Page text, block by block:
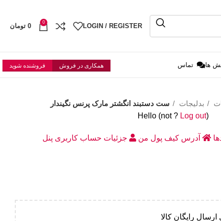
LOGIN / REGISTER
0
0 تومان
ها تماس همکاری در فروش فروشنده شوید
بدلیجات
ست دستبند انگشتر مارک پرنس نگیندار
Hello (not? Log out)
آدرس کیف پول من جزئیات حساب کاربری پنل
رایگان کالا